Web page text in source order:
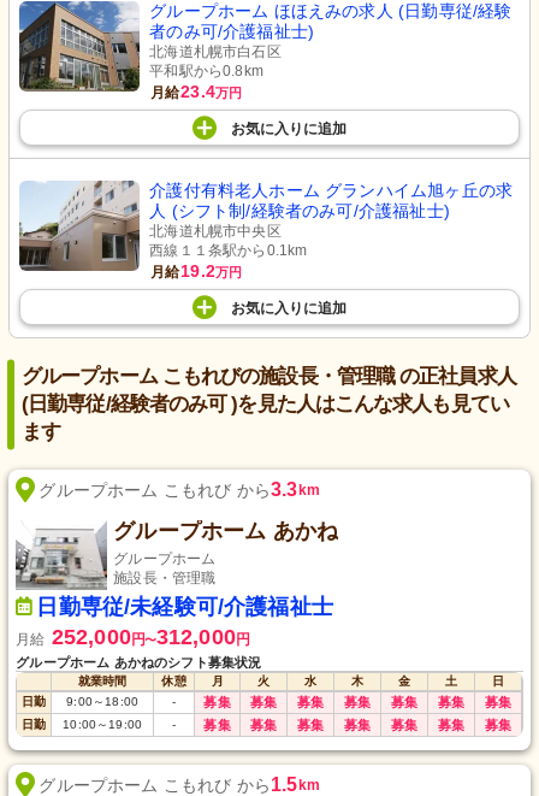
グループホーム ほほえみの求人 (日勤専従/経験
者のみ可/介護福祉士)
北海道札幌市白石区
平和駅から0.8km
月給23.4万円
お気に入り に追加
介護付有料老人ホーム グランハイム旭ヶ丘の求
人 (シフト制/経験者のみ可/介護福祉士)
北海道札幌市中央区
西線１１条駅から0.1km
月給19.2万円
お気に入り に追加
グループホーム こもれびの施設長・管理職 の正社員求人
(日勤専従/経験者のみ可 )を見た人はこんな求人も見てい
ます
グループホーム こもれび から3.3km
グループホーム あかね
グループホーム
施設長・管理職
日勤専従/未経験可/介護福祉士
月給 252,000円〜312,000円
グループホーム あかねのシフト募集状況
就業時間 休憩 月 火 水 木 金 土
日
日勤
9:00～18:00 - 募集 募集 募集 募集 募集 募集 募集
日勤 10:00～19:00 - 募集 募集 募集 募集 募集 募集 募集
グループホーム こもれび から1.5km